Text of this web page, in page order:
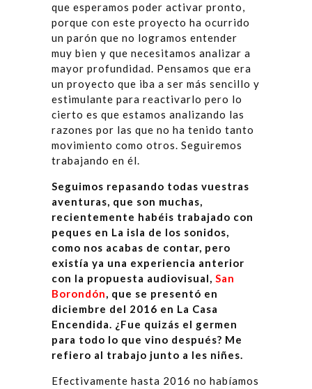
que esperamos poder activar pronto,
porque con este proyecto ha ocurrido
un parón que no logramos entender
muy bien y que necesitamos analizar a
mayor profundidad. Pensamos que era
un proyecto que iba a ser más sencillo y
estimulante para reactivarlo pero lo
cierto es que estamos analizando las
razones por las que no ha tenido tanto
movimiento como otros. Seguiremos
trabajando en él.
Seguimos repasando todas vuestras
aventuras, que son muchas,
recientemente habéis trabajado con
peques en La isla de los sonidos,
como nos acabas de contar, pero
existía ya una experiencia anterior
con la propuesta audiovisual, San
Borondón, que se presentó en
diciembre del 2016 en La Casa
Encendida. ¿Fue quizás el germen
para todo lo que vino después? Me
refiero al trabajo junto a les niñes.
Efectivamente hasta 2016 no habíamos